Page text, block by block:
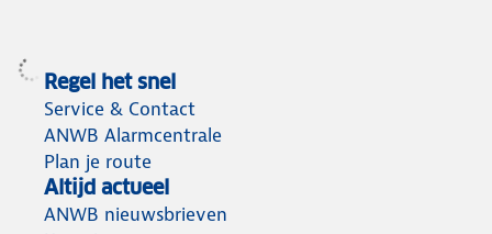
Regel het snel
Service & Contact
ANWB Alarmcentrale
Plan je route
Altijd actueel
ANWB nieuwsbrieven